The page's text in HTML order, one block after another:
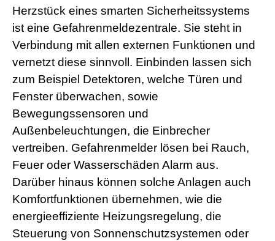
Herzstück eines smarten Sicherheitssystems
ist eine Gefahrenmeldezentrale. Sie steht in
Verbindung mit allen externen Funktionen und
vernetzt diese sinnvoll. Einbinden lassen sich
zum Beispiel Detektoren, welche Türen und
Fenster überwachen, sowie
Bewegungssensoren und
Außenbeleuchtungen, die Einbrecher
vertreiben. Gefahrenmelder lösen bei Rauch,
Feuer oder Wasserschäden Alarm aus.
Darüber hinaus können solche Anlagen auch
Komfortfunktionen übernehmen, wie die
energieeffiziente Heizungsregelung, die
Steuerung von Sonnenschutzsystemen oder